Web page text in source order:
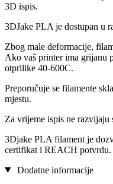
3D ispis.
3DJake PLA je dostupan u
Zbog male deformacije,
Ako vaš printer ima grijanu
otprilike 40-600C.
Preporučuje se filamente
mjestu.
Za vrijeme ispis ne razvijaju
3Djake PLA filament je
certifikat i REACH potvrdu.
Dodatne informacije